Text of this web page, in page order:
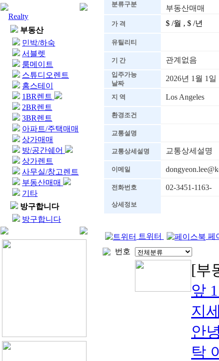
Realty
부동산
민박/하숙
서블렛
룸메이트
스튜디오렌트
홈스테이
1BR렌트
2BR렌트
3BR렌트
아파트/주택매매
상가매매
방/공간쉐어
상가렌트
사무실/창고렌트
부동산매매
기타
방구합니다
방구합니다
분류구분 부동산매매
가 격 $ /월 , $ /년
유틸리티
기 간 관계없음
입주가능
날짜
2026년 1월 1일
지 역 Los Angeles
환경조건
교통설명
교통상세설명 교통상세설명
이메일
전화번호 02-3451-1163-
상세정보
트위터
페
번호
[부
앞
지
안
탁